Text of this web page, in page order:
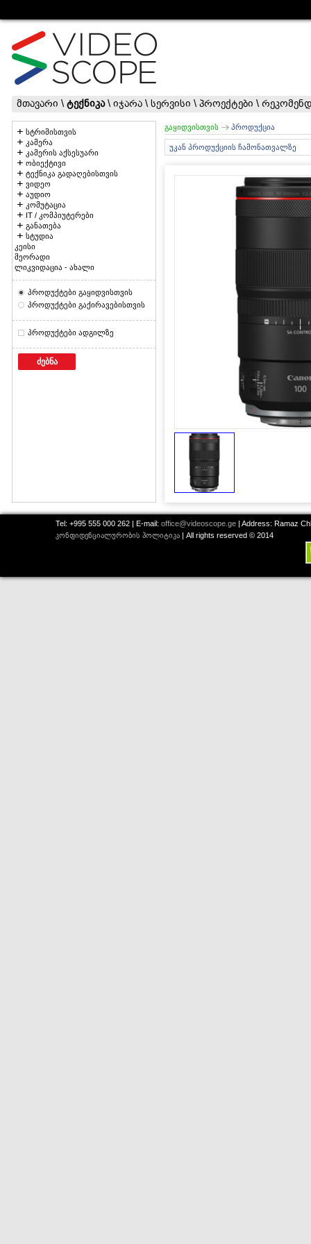
მთავარი \ ტექნიკა\ იჯარა \ სერვისი \ პროექტები \
სტრიმისთვის
კამერა
კამერის აქსესუარი
ობიექტივი
ტექნიკა გადაღებისთვის
ვიდეო
აუდიო
კომუტაცია
IT / კომპიუტერები
განათება
სტუდია
კეისი
მეორადი
ლიკვიდაცია - ახალი
პროდუქტები გაყიდვისთვის
პროდუქტები გაქირავებისთვის
პროდუქტები ადგილზე
ძებნა
გაყიდვისთვის პროდუქცია
უკან პროდუქციის ჩამონათვალზე
Tel: +995 555 000 262 | E-mail: office@videoscope.ge | Address: Ramaz
კონფიდენციალურობის პოლიტიკა | All rights reserved © 2014